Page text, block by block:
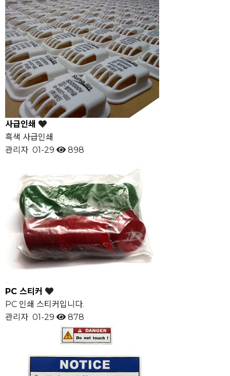
사급인쇄
흑색 사급인쇄
관리자 01-29 898
PC 스티커
PC 인쇄 스티커입니다.
관리자 01-29 878